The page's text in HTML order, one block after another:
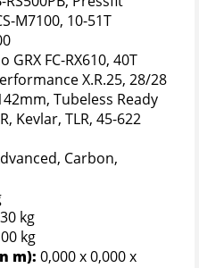
M7100, 10-51T
GRX FC-RX610, 40T
X.R.25, 28/28
Tubeless Ready
Kevlar, TLR, 45-622
Carbon,
kg
kg
m): 0,000 x 0,000 x